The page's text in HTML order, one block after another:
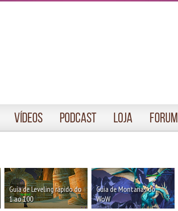
Vídeos Podcast Loja Forum
Guia de Leveling rápido do
1 ao 100
Guia de Montarias do
WoW